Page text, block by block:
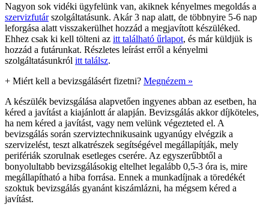
Nagyon sok vidéki ügyfelünk van, akiknek kényelmes megoldás a
szervizfutárszolgáltatásunk. Akár 3 nap alatt, de többnyire 5-6 nap
leforgása alatt visszakerülhet hozzád a megjavított készüléked.
Ehhez csak ki kell tölteni az itt található űrlapot, és már küldjük is
hozzád a futárunkat. Részletes leírást erről a kényelmi
szolgáltatásunkról itt találsz.
+ Miért kell a bevizsgálásért fizetni? Megnézem »
A készülék bevizsgálása alapvetően ingyenes abban az esetben, ha
kéred a javítást a kiajánlott ár alapján. Bevizsgálás akkor díjköteles,
ha nem kéred a javítást, vagy nem velünk végezteted el. A
bevizsgálás során szerviztechnikusaink ugyanúgy elvégzik a
szervizelést, teszt alkatrészek segítségével megállapítják, mely
perifériák szorulnak esetleges cserére. Az egyszerűbbtől a
bonyolultabb bevizsgálásokig eltelhet legalább 0,5-3 óra is, mire
megállapítható a hiba forrása. Ennek a munkadíjnak a töredékét
szoktuk bevizsgálás gyanánt kiszámlázni, ha mégsem kéred a
javítást.